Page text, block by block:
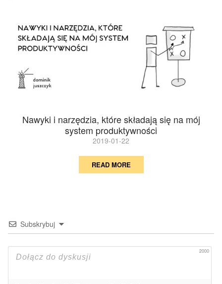
Nawyki i narzędzia, które składają się na mój
system produktywności
2019-01-22
READ MORE
Subskrybuj
2000